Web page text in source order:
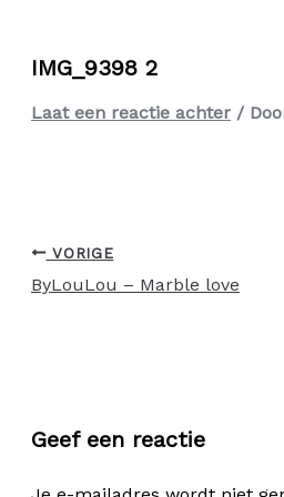
IMG_9398 2
Laat een reactie achter /
VORIGE
ByLouLou – Marble love
Geef een reactie